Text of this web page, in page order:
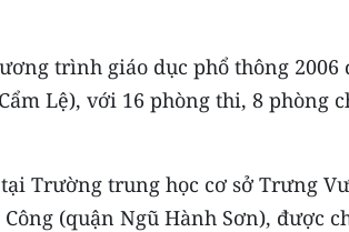
trình giáo dục phổ thông 2006
Lệ), với 16 phòng thi, 8 phòng
Trường trung học cơ sở Trưng
(quận Ngũ Hành Sơn), được